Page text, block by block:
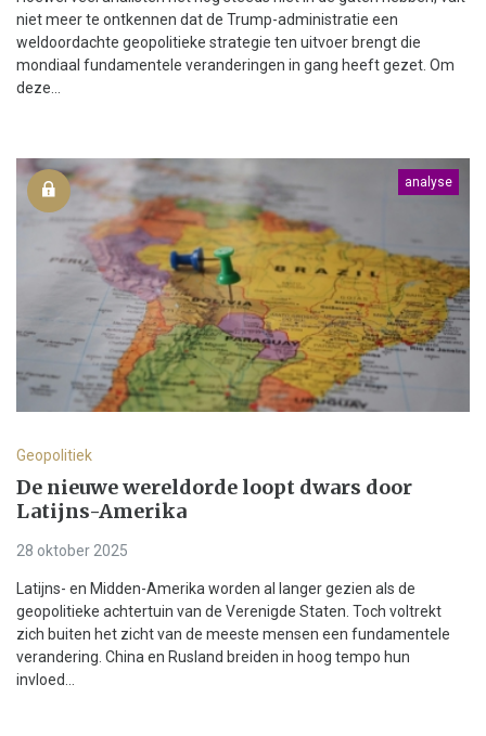
niet meer te ontkennen dat de Trump-administratie een
weldoordachte geopolitieke strategie ten uitvoer brengt die
mondiaal fundamentele veranderingen in gang heeft gezet. Om
deze...
analyse
Geopolitiek
De nieuwe wereldorde loopt dwars door
Latijns-Amerika
28 oktober 2025
Latijns- en Midden-Amerika worden al langer gezien als de
geopolitieke achtertuin van de Verenigde Staten. Toch voltrekt
zich buiten het zicht van de meeste mensen een fundamentele
verandering. China en Rusland breiden in hoog tempo hun
invloed...